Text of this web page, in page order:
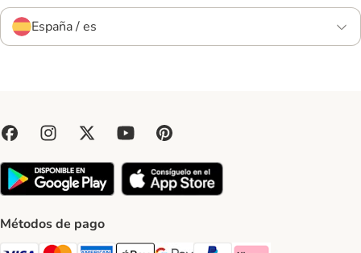
España / es
Métodos de pago